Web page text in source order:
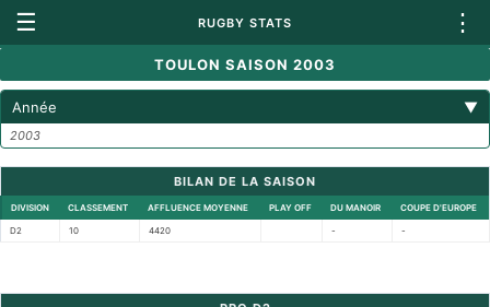
☰ RUGBY STATS ⋮
TOULON SAISON 2003
Année ▼
2003
BILAN DE LA SAISON
DIVISION CLASSEMENT AFFLUENCE MOYENNE PLAY OFF DU MANOIR COUPE D'EUROPE
D2 10 4420 - -